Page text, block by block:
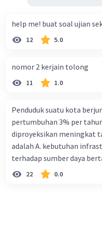
help me! buat soal ujian
12 5.0
nomor 2 kerjain tolong
11 1.0
Penduduk suatu kota
pertumbuhan 3% per
diproyeksikan meningkat
adalah A. kebutuhan
terhadap sumber daya
eksponensial berdampak
memengaruhi tata ruang
22 0.0